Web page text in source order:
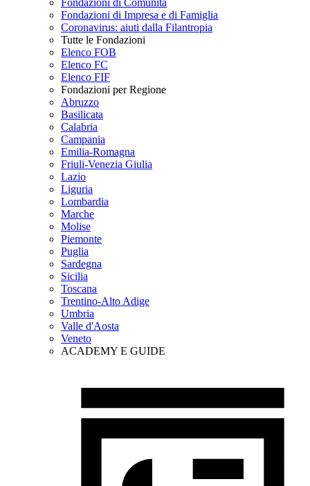
Fondazioni di Comunità
Fondazioni di Impresa e di Famiglia
Coronavirus: aiuti dalla Filantropia
Tutte le Fondazioni
Elenco FOB
Elenco FC
Elenco FIF
Fondazioni per Regione
Abruzzo
Basilicata
Calabria
Campania
Emilia-Romagna
Friuli-Venezia Giulia
Lazio
Liguria
Lombardia
Marche
Molise
Piemonte
Puglia
Sardegna
Sicilia
Toscana
Trentino-Alto Adige
Umbria
Valle d'Aosta
Veneto
ACADEMY E GUIDE